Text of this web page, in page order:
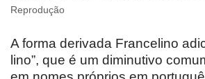
Reprodução
A forma derivada Francelino
lino”, que é um diminutivo